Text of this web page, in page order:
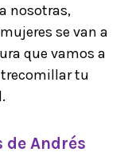
nosotras,
se van a
que vamos a
tu
Andrés